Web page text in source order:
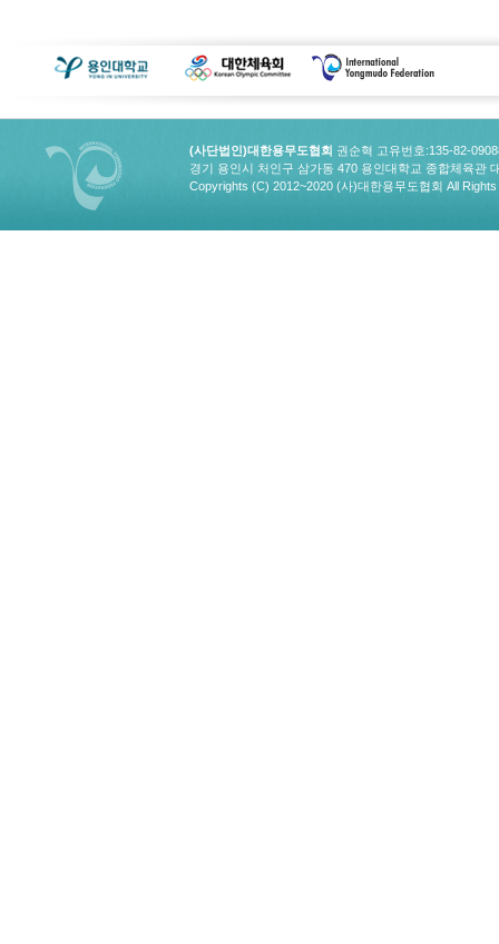
(사단법인)대한용무도협회 권순혁 고유번호:135-82-
경기 용인시 처인구 삼가동 470 용인대학교 종합체육관
Copyrights (C) 2012~2020 (사)대한용무도협회 All